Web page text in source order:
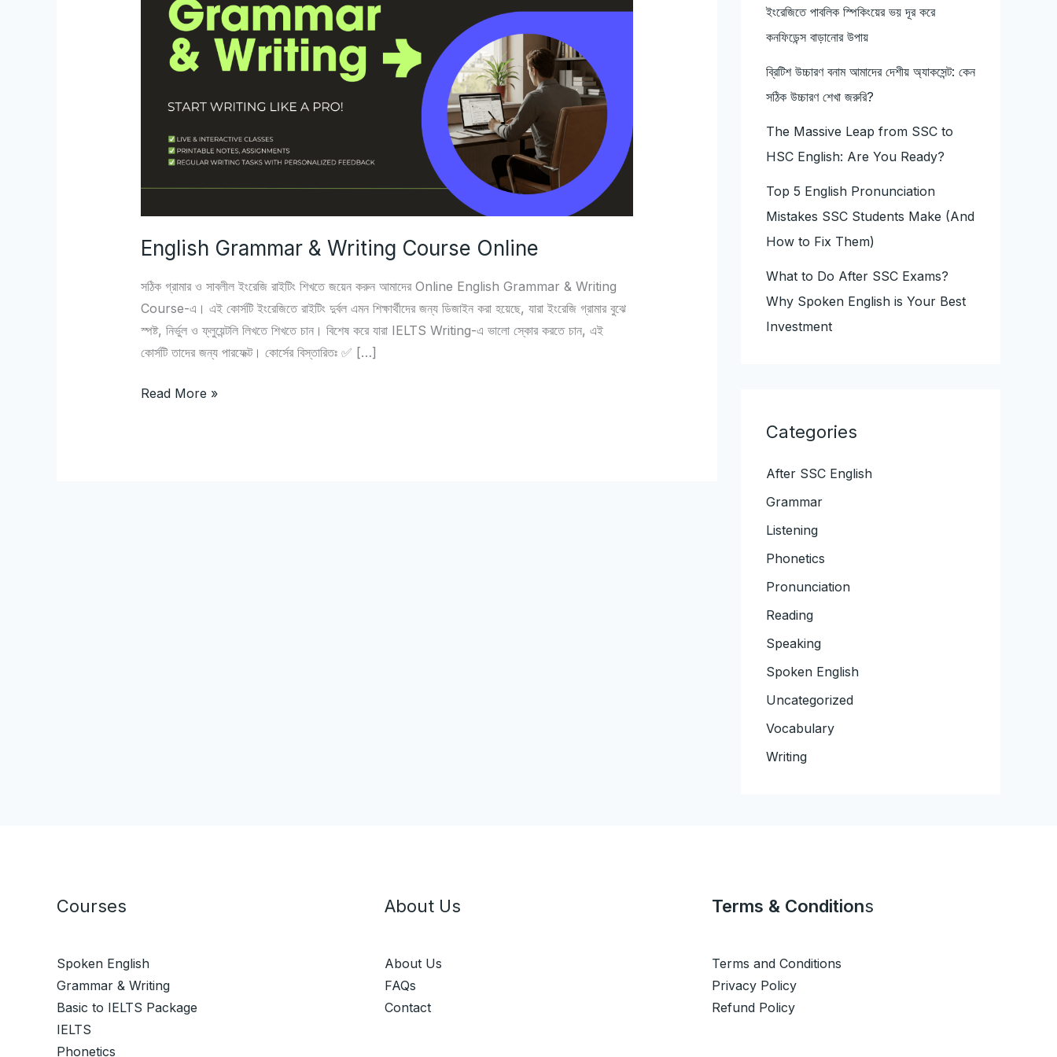
English Grammar & Writing Course Online
সঠিক গ্রামার ও সাবলীল ইংরেজি রাইটিং শিখতে জয়েন করুন আমাদের Online English Grammar & Writing
Course-এ। এই কোর্সটি ইংরেজিতে রাইটিং দুর্বল এমন শিক্ষার্থীদের জন্য ডিজাইন করা হয়েছে, যারা ইংরেজি গ্রামার বুঝে
স্পষ্ট, নির্ভুল ও ফ্লুয়েন্টলি লিখতে শিখতে চান। বিশেষ করে যারা IELTS Writing-এ ভালো স্কোর করতে চান, এই
কোর্সটি তাদের জন্য পারফেক্ট। কোর্সের বিস্তারিতঃ ✅ […]
Writing
Course
Online
Read More »
ইংরেজিতে পাবলিক স্পিকিংয়ের ভয় দূর করে
কনফিডেন্স বাড়ানোর উপায়
ব্রিটিশ উচ্চারণ বনাম আমাদের দেশীয় অ্যাকসেন্ট: কেন
সঠিক উচ্চারণ শেখা জরুরি?
The Massive Leap from SSC to
HSC English: Are You Ready?
Top 5 English Pronunciation
Mistakes SSC Students Make (And
How to Fix Them)
What to Do After SSC Exams?
Why Spoken English is Your Best
Investment
Categories
After SSC English
Grammar
Listening
Phonetics
Pronunciation
Reading
Speaking
Spoken English
Uncategorized
Vocabulary
Writing
Courses
Spoken English
Grammar & Writing
Basic to IELTS Package
IELTS
Phonetics
About Us
About Us
FAQs
Contact
Terms & Conditions
Terms and Conditions
Privacy Policy
Refund Policy